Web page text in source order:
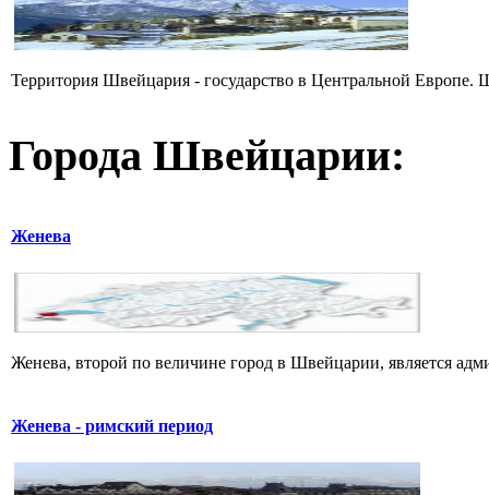
Территория Швейцария - государство в Центральной
Города Швейцарии:
Женева
Женева, второй по величине город в Швейцарии, является
Женева - римский период